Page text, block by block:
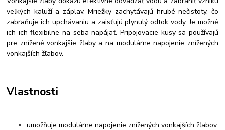
veľkých kaluží a záplav. Mriežky zachytávajú hrubé nečistoty, čo
zabraňuje ich upchávaniu a zaisťujú plynulý odtok vody. Je možné
ich ich flexibilne na seba napájať. Pripojovacie kusy sa používajú
pre znížené vonkajšie žľaby a na modulárne napojenie znížených
vonkajších žľabov.
Vlastnosti
umožňuje modulárne napojenie znížených vonkajších žľabov